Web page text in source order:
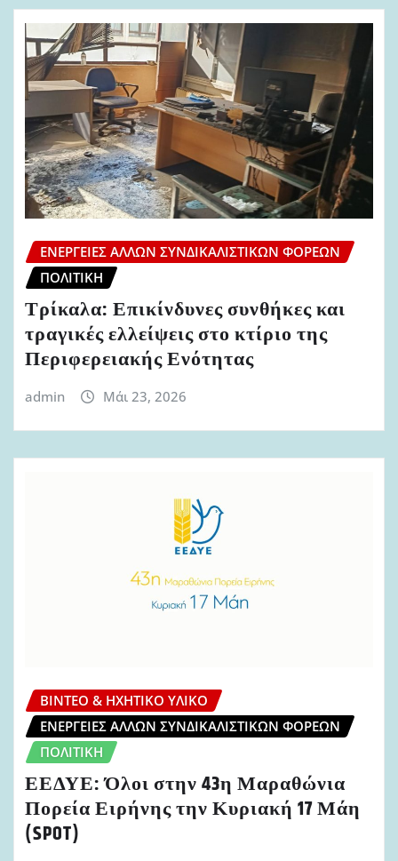
ΕΝΈΡΓΕΙΕΣ ΆΛΛΩΝ ΣΥΝΔΙΚΑΛΙΣΤΙΚΏΝ ΦΟΡΈΩΝ
ΠΟΛΙΤΙΚΉ
Τρίκαλα: Επικίνδυνες συνθήκες και
τραγικές ελλείψεις στο κτίριο της
Περιφερειακής Ενότητας
admin Μάι 23, 2026
ΒΊΝΤΕΟ & ΗΧΗΤΙΚΌ ΥΛΙΚΌ
ΕΝΈΡΓΕΙΕΣ ΆΛΛΩΝ ΣΥΝΔΙΚΑΛΙΣΤΙΚΏΝ ΦΟΡΈΩΝ
ΠΟΛΙΤΙΚΉ
ΕΕΔΥΕ: Όλοι στην 43η Μαραθώνια
Πορεία Ειρήνης την Κυριακή 17 Μάη
(SPOT)